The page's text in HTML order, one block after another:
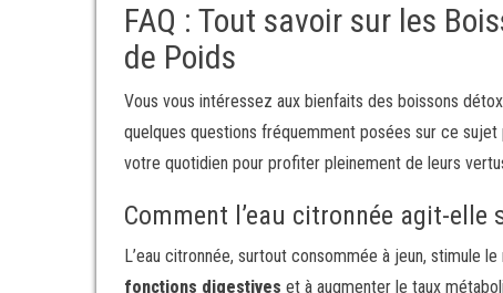
FAQ : Tout savoir sur les
de Poids
Vous vous intéressez aux bienfaits des boissons
quelques questions fréquemment posées sur ce
votre quotidien pour profiter pleinement de leurs
Comment l’eau citronnée agit-elle
L’eau citronnée, surtout consommée à jeun, stimule
fonctions digestives et à augmenter le taux